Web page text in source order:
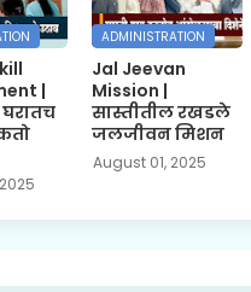
|
ADMINISTRATION
Jal Jeevan
Mission |
सास्तीतील रखडले
जलजीवन मिशन
August 01, 2025